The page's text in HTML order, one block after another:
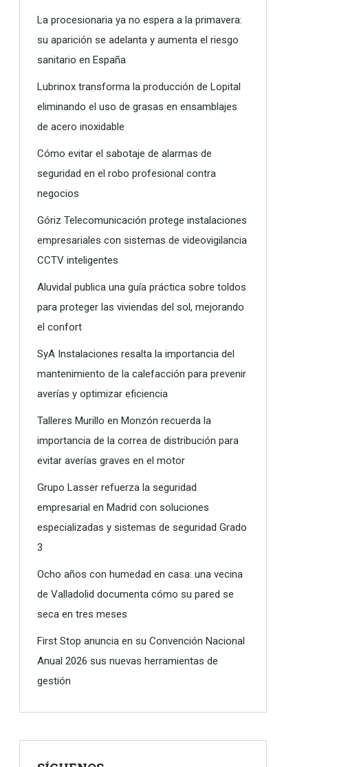
La procesionaria ya no espera a la primavera:
su aparición se adelanta y aumenta el riesgo
sanitario en España
Lubrinox transforma la producción de Lopital
eliminando el uso de grasas en ensamblajes
de acero inoxidable
Cómo evitar el sabotaje de alarmas de
seguridad en el robo profesional contra
negocios
Góriz Telecomunicación protege instalaciones
empresariales con sistemas de videovigilancia
CCTV inteligentes
Aluvidal publica una guía práctica sobre toldos
para proteger las viviendas del sol, mejorando
el confort
SyA Instalaciones resalta la importancia del
mantenimiento de la calefacción para prevenir
averías y optimizar eficiencia
Talleres Murillo en Monzón recuerda la
importancia de la correa de distribución para
evitar averías graves en el motor
Grupo Lasser refuerza la seguridad
empresarial en Madrid con soluciones
especializadas y sistemas de seguridad Grado
3
Ocho años con humedad en casa: una vecina
de Valladolid documenta cómo su pared se
seca en tres meses
First Stop anuncia en su Convención Nacional
Anual 2026 sus nuevas herramientas de
gestión